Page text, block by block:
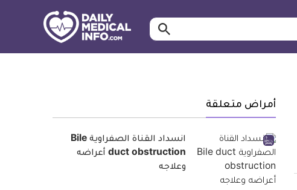
ابحث…
أمراض متعلقة
انسداد القناة الصفراوية Bile
duct obstruction أعراضه
وعلاجه